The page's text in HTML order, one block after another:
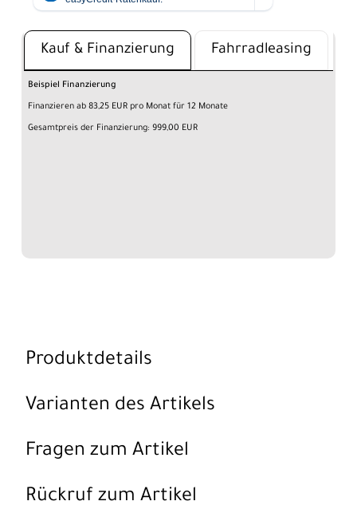
Kauf & Finanzierung Fahrradleasing
Beispiel Finanzierung
Finanzieren ab 83,25 EUR pro Monat für 12 Monate
Gesamtpreis der Finanzierung: 999,00 EUR
Produktdetails
Varianten des Artikels
Fragen zum Artikel
Rückruf zum Artikel